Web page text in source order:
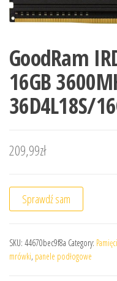
GoodRam
16GB
36D4L18S/
209,99zł
Sprawdź sam
SKU: 44670bec9f8a Category:
mrówki, panele podłogowe